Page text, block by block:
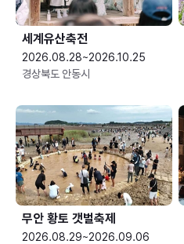
세계유산축전
2026.08.28~2026.10.25
경상북도 안동시
무안 황토 갯벌축제
2026.08.29~2026.09.06